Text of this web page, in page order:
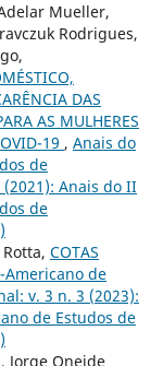
Mueller,
Rodrigues,
DAS
AS MULHERES
19 , Anais do
de
Anais do II
de
COTAS
Americano de
v. 3 n. 3 (2023):
de Estudos de
Jorge Oneide